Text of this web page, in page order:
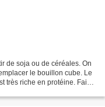
de soja ou de céréales. On
le bouillon cube. Le
très riche en protéine. Faire